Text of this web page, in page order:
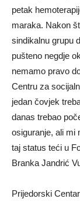
petak
maraka. Nakon
sindikalnu grupu
pušteno negdje
nemamo pravo
Centru za
jedan čovjek
danas trebao
osiguranje, ali mi
taj status teći u
Branka Jandrić
Prijedorski